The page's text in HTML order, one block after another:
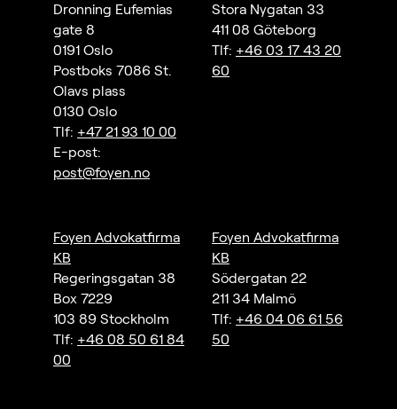
Dronning Eufemias
gate 8
0191 Oslo
Postboks 7086 St.
Olavs plass
0130 Oslo
Tlf: +47 21 93 10 00
E-post:
post@foyen.no
Stora Nygatan 33
411 08 Göteborg
Tlf: +46 03 17 43 20
60
Foyen Advokatfirma
KB
Regeringsgatan 38
Box 7229
103 89 Stockholm
Tlf: +46 08 50 61 84
00
Foyen Advokatfirma
KB
Södergatan 22
211 34 Malmö
Tlf: +46 04 06 61 56
50